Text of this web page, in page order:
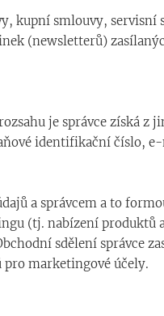
kupní smlouvy,
(newsletterů)
je správce získá z
identifikační číslo,
a správcem a to
(tj. nabízení produktů
sdělení správce
marketingové účely.